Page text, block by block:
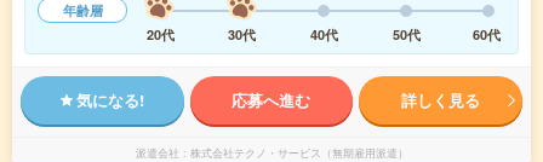
年齢層
20代
30代 40代 50代 60代
気になる! 応募へ進む 詳しく見る
派遣会社 株式会社テクノ・サービス（無期雇用派遣）